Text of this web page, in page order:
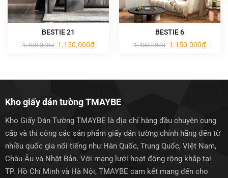
BESTIE 21
1.400.000₫ Giá
1.150.000₫Giá
hiện
BESTIE 6
1.400.000₫ Giá
1.150.000₫Giá
hiện
Kho giấy dán tường TMAYBE
Kho Giấy Dán Tường TMAYBE là địa chỉ hàng đầu chuyên cung
cấp và thi công các sản phẩm giấy dán tường chính hãng đến từ
nhiều quốc gia nổi tiếng như Hàn Quốc, Trung Quốc, Việt Nam,
Châu Âu và Nhật Bản. Với mạng lưới hoạt động rộng khắp tại
TP. Hồ Chí Minh và Hà Nội, TMAYBE cam kết mang đến cho